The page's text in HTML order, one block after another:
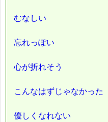
むなしい
忘れっぽい
心が折れそう
こんなはずじゃなかった
優しくなれない